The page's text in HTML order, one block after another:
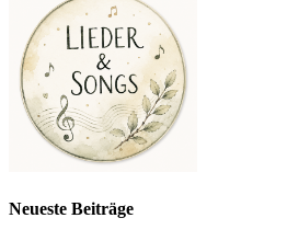
Neueste Beiträge